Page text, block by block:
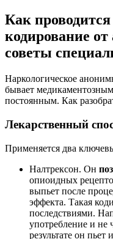
Как
кодирование
советы
Наркологическое
бывает
постоянным. Как
Лекарственный
Применяется два
Налтрексон. Он
опиоидных
выпьет после
эффекта. Такая
последствиями.
употребление и не
результате он